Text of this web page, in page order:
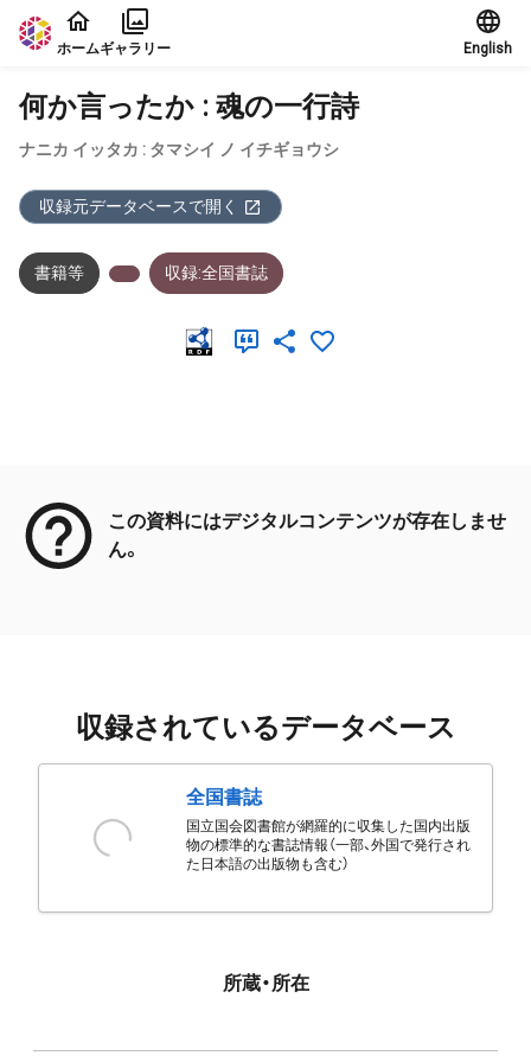
本文に飛ぶ
ホームギャラリー English
何か言ったか : 魂の一行詩
ナニカ イッタカ : タマシイ ノ イチギョウシ
収録元データベースで開く
書籍等 収録:全国書誌
この資料にはデジタルコンテンツが存在しませ
ん。
収録されているデータベース
全国書誌
国立国会図書館が網羅的に収集した国内出版
物の標準的な書誌情報（一部、外国で発行され
た日本語の出版物も含む）
所蔵・所在